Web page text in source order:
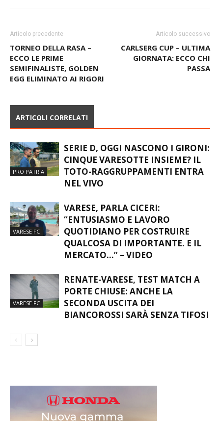
Articolo precedente
TORNEO DELLA RASA –
ECCO LE PRIME
SEMIFINALISTE, GOLDEN
EGG ELIMINATO AI RIGORI
Articolo successivo
CARLSERG CUP – ULTIMA
GIORNATA: ECCO CHI
PASSA
ARTICOLI CORRELATI
PRO PATRIA
SERIE D, OGGI NASCONO I GIRONI:
CINQUE VARESOTTE INSIEME? IL
TOTO-RAGGRUPPAMENTI ENTRA
NEL VIVO
VARESE FC
VARESE, PARLA CICERI:
“ENTUSIASMO E LAVORO
QUOTIDIANO PER COSTRUIRE
QUALCOSA DI IMPORTANTE. E IL
MERCATO…” – VIDEO
VARESE FC
RENATE-VARESE, TEST MATCH A
PORTE CHIUSE: ANCHE LA
SECONDA USCITA DEI
BIANCOROSSI SARÀ SENZA TIFOSI